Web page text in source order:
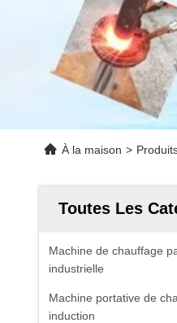
À la maison >
Toutes Les
Machine de chauffage
industrielle
Machine portative de
induction